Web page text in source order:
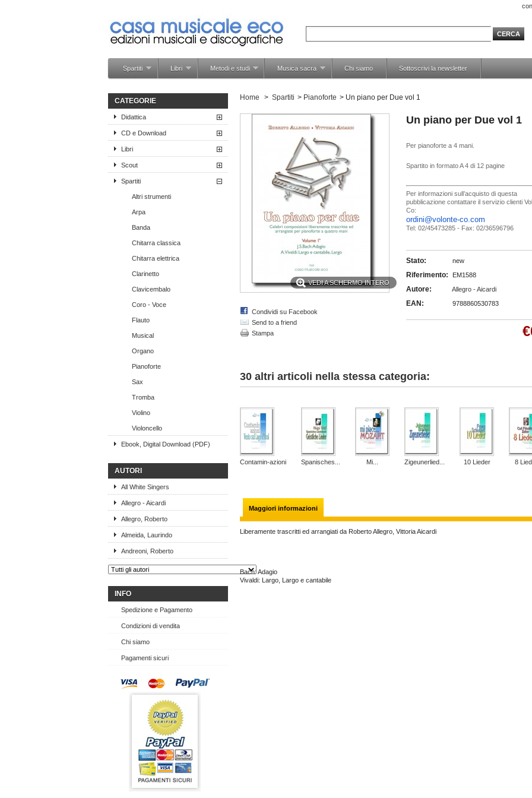
Spartiti Libri Metodi e studi Musica sacra Chi siamo Sottoscrivi la newsletter
CATEGORIE
Didattica
CD e Download
Libri
Scout
Spartiti
Altri strumenti
Arpa
Banda
Chitarra classica
Chitarra elettrica
Clarinetto
Clavicembalo
Coro - Voce
Flauto
Musical
Organo
Pianoforte
Sax
Tromba
Violino
Violoncello
Ebook, Digital Download (PDF)
AUTORI
All White Singers
Allegro - Aicardi
Allegro, Roberto
Almeida, Laurindo
Andreoni, Roberto
INFO
Spedizione e Pagamento
Condizioni di vendita
Chi siamo
Pagamenti sicuri
Home > Spartiti > Pianoforte > Un piano per Due vol 1
VEDI A SCHERMO INTERO
Condividi su Facebook
Send to a friend
Stampa
Un piano per Due vol 1
Per pianoforte a 4 mani.
Spartito in formato A 4 di 12 pagine
Per informazioni sull’acquisto di questa
pubblicazione contattare il servizio clienti
Co:
ordini@volonte-co.com
Tel: 02/45473285 - Fax: 02/36596796
Stato: new
Riferimento: EM1588
Autore: Allegro - Aicardi
EAN: 9788860530783
30 altri articoli nella stessa categoria:
Contamin-azioni Spanisches... Mi... Zigeunerlied... 10 Lieder 8
Maggiori informazioni
Liberamente trascritti ed arrangiati da Roberto Allegro, Vittoria Aicardi
Bach: Adagio
Vivaldi: Largo, Largo e cantabile